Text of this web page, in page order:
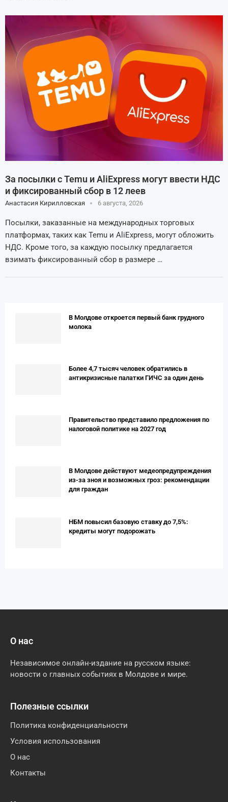
За посылки с Temu и AliExpress могут ввести НДС
и фиксированный сбор в 12 леев
Анастасия Кирилловская 6 августа, 2026
Посылки, заказанные на международных торговых
платформах, таких как Temu и AliExpress, могут обложить
НДС. Кроме того, за каждую посылку предлагается
взимать фиксированный сбор в размере …
В Молдове откроется первый банк грудного
молока
Более 4,7 тысяч человек обратились в
антикризисные палатки ГИЧС за один день
Правительство представило предложения по
налоговой политике на 2027 год
В Молдове действуют медеопредупреждения
из-за зноя и возможных гроз: рекомендации
для граждан
НБМ повысил базовую ставку до 7,5%:
кредиты могут подорожать
О нас
Независимое онлайн-издание на русском языке:
новости о главных событиях в Молдове и мире.
Полезные ссылки
Политика конфиденциальности
Условия использования
О нас
Контакты